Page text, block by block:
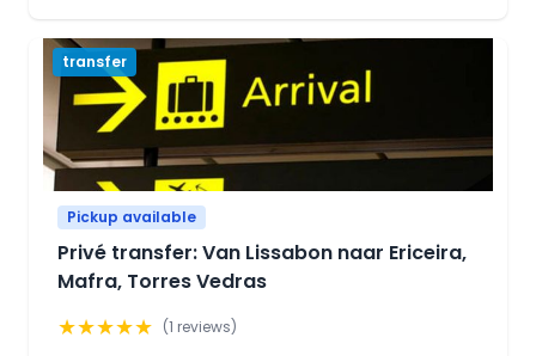
transfer
Pickup available
Privé transfer: Van Lissabon naar Ericeira,
Mafra, Torres Vedras
★★★★★ (1 reviews)